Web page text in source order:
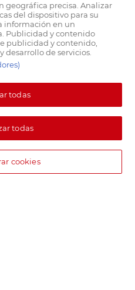
geográfica precisa. Analizar
del dispositivo para su
información en un
Publicidad y contenido
publicidad y contenido,
de servicios.
todas
todas
cookies